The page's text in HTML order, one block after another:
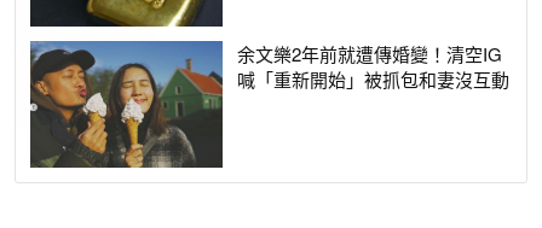
余文樂2年前就遭傳婚變！清空IG
喊「重新開始」被抓包和妻沒互動